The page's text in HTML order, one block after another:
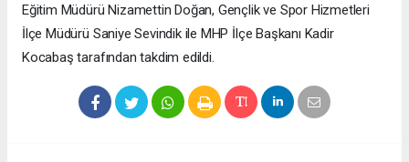
Eğitim Müdürü Nizamettin Doğan, Gençlik ve Spor Hizmetleri
İlçe Müdürü Saniye Sevindik ile MHP İlçe Başkanı Kadir
Kocabaş tarafından takdim edildi.